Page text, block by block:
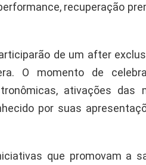
recuperação
de um after
O momento de
ativações das
por suas
que promovam a